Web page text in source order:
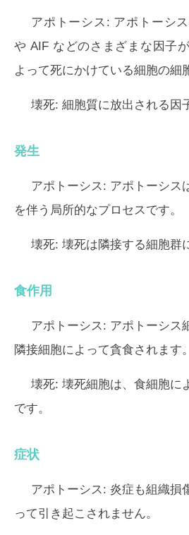
アポトーシス: アポトーシ
や AIF などのさまざまな因子
よって死にかけている細胞の細
壊死: 細胞質に放出される因
発生
アポトーシス: アポトーシス
を伴う局所的なプロセスです。
壊死: 壊死は隣接する細胞群
食作用
アポトーシス: アポトーシス
隣接細胞によって貪食されます。
壊死: 壊死細胞は、食細胞に
です。
症状
アポトーシス: 炎症も組織損
って引き起こされません。